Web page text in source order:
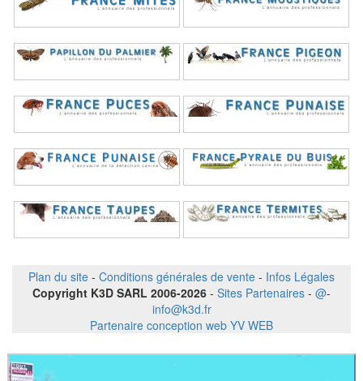
Plan du site - Conditions générales de vente - Infos Légales
Copyright K3D SARL 2006-2026 - Sites Partenaires - @-
info@k3d.fr
Partenaire conception web YV WEB